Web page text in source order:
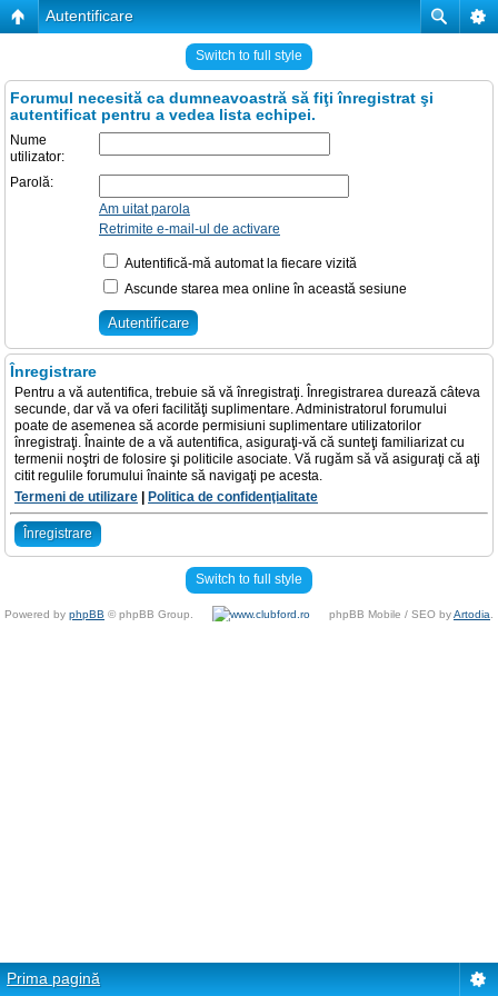
Autentificare
Switch to full style
Forumul necesită ca dumneavoastră să fiţi înregistrat şi
autentificat pentru a vedea lista echipei.
Nume
utilizator:
Parolă:
Am uitat parola
Retrimite e-mail-ul de activare
Autentifică-mă automat la fiecare vizită
Ascunde starea mea online în această sesiune
Înregistrare
Pentru a vă autentifica, trebuie să vă înregistraţi. Înregistrarea durează câteva
secunde, dar vă va oferi facilităţi suplimentare. Administratorul forumului
poate de asemenea să acorde permisiuni suplimentare utilizatorilor
înregistraţi. Înainte de a vă autentifica, asiguraţi-vă că sunteţi familiarizat cu
termenii noştri de folosire şi politicile asociate. Vă rugăm să vă asiguraţi că aţi
citit regulile forumului înainte să navigaţi pe acesta.
Termeni de utilizare
Politica de confidenţialitate
Înregistrare
Switch to full style
Powered by phpBB © phpBB Group. phpBB Mobile / SEO byArtodia
Prima pagină